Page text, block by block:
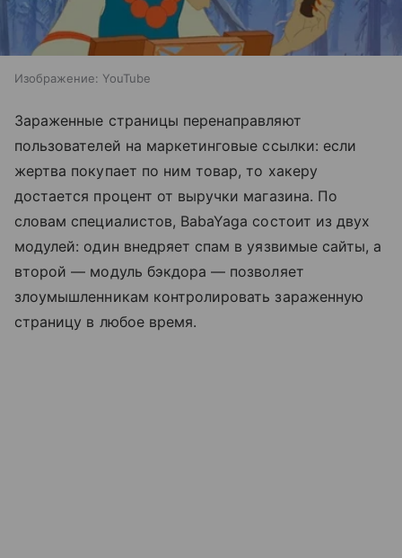
Изображение: YouTube
Зараженные страницы перенаправляют
пользователей на маркетинговые ссылки: если
жертва покупает по ним товар, то хакеру
достается процент от выручки магазина. По
словам специалистов, BabaYaga состоит из двух
модулей: один внедряет спам в уязвимые сайты, а
второй — модуль бэкдора — позволяет
злоумышленникам контролировать зараженную
страницу в любое время.